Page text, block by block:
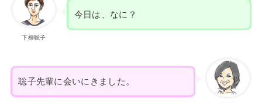
下柳聡子
今日は、なに？
聡子先輩に会いにきました。